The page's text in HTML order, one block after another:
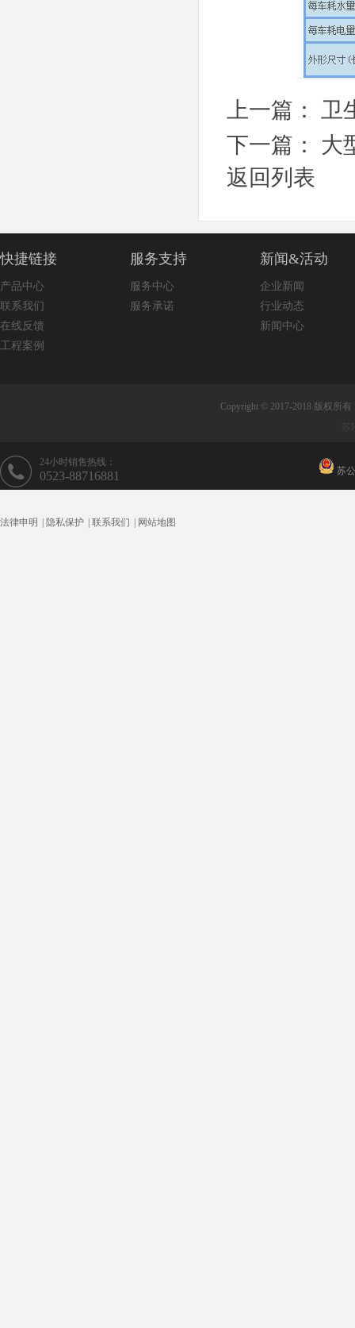
上一篇： 卫
下一篇： 大
返回列表
快捷链接
产品中心
联系我们
在线反馈
工程案例
服务支持
服务中心
服务承诺
新闻&活动
企业新闻
行业动态
新闻中心
24小时销售热线：
0523-88716881
法律申明 隐私保护 联系我们 网站地图
Copyright © 2017-2018 版权所
苏